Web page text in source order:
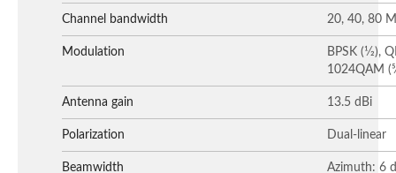
Channel bandwidth 20, 40, 80
Modulation
BPSK (1⁄2),
1024QAM
Antenna gain 13.5 dBi
Polarization Dual-linear
Beamwidth
Azimuth: 6